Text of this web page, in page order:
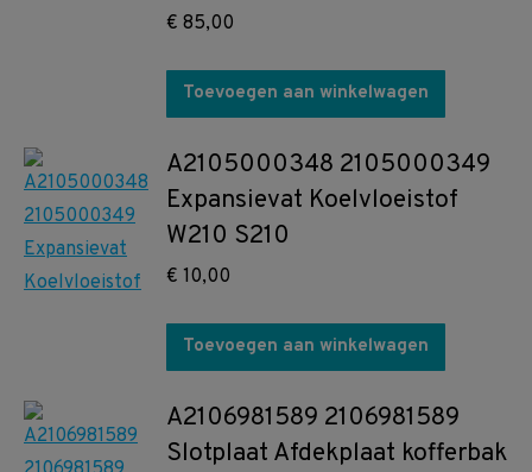
€ 85,00
Toevoegen aan winkelwagen
A2105000348 2105000349
Expansievat Koelvloeistof
W210 S210
€ 10,00
Toevoegen aan winkelwagen
A2106981589 2106981589
Slotplaat Afdekplaat kofferbak